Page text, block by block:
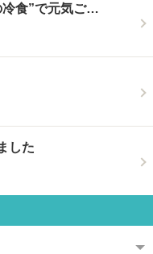
冷食”で元気ご…
した